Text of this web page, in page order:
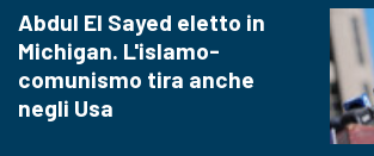
Abdul El Sayed eletto in
Michigan. L'islamo-
comunismo tira anche
negli Usa